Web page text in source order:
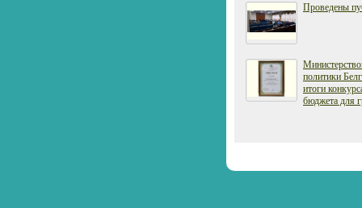
Проведены
политики
итоги
бюджета для